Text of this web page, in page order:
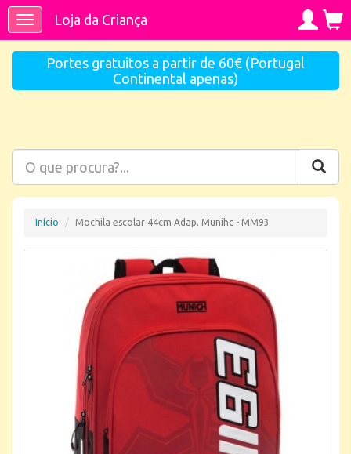
ToggleLoja da Criança
Portes gratuitos a partir de 60€ (Portugal
Continental apenas)
Início Mochila escolar 44cm Adap. Munihc - MM93